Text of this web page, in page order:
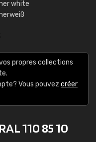
white
propres collections
Vous pouvez créer
110 85 10